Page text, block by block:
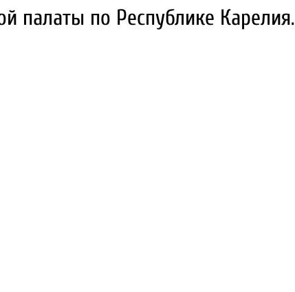
палаты по Республике Карелия.